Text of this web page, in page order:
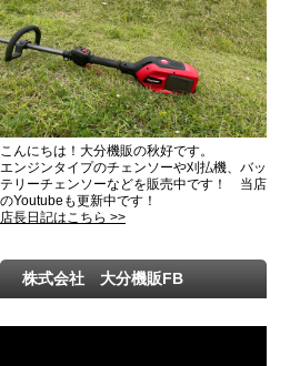
こんにちは！大分機販の秋好です。
エンジンタイプのチェンソーや刈払機、バッ
テリーチェンソーなどを販売中です！ 当店
のYoutubeも更新中です！
店長日記はこちら >>
株式会社 大分機販FB